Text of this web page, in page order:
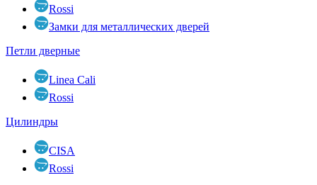
Rossi
Замки для металлических дверей
Петли дверные
Linea Cali
Rossi
Цилиндры
CISA
Rossi